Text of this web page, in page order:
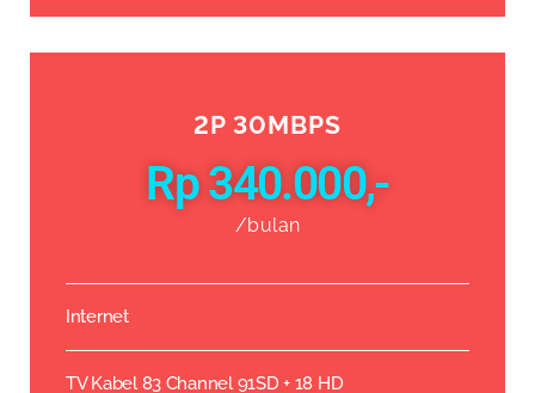
2P 30MBPS
Rp 340.000,-
/bulan
Internet
TV Kabel 83 Channel 91SD + 18 HD